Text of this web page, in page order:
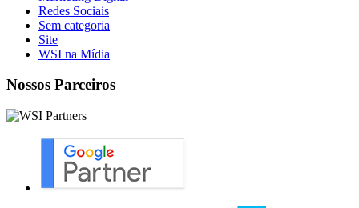
Redes Sociais
Sem categoria
Site
WSI na Mídia
Nossos Parceiros